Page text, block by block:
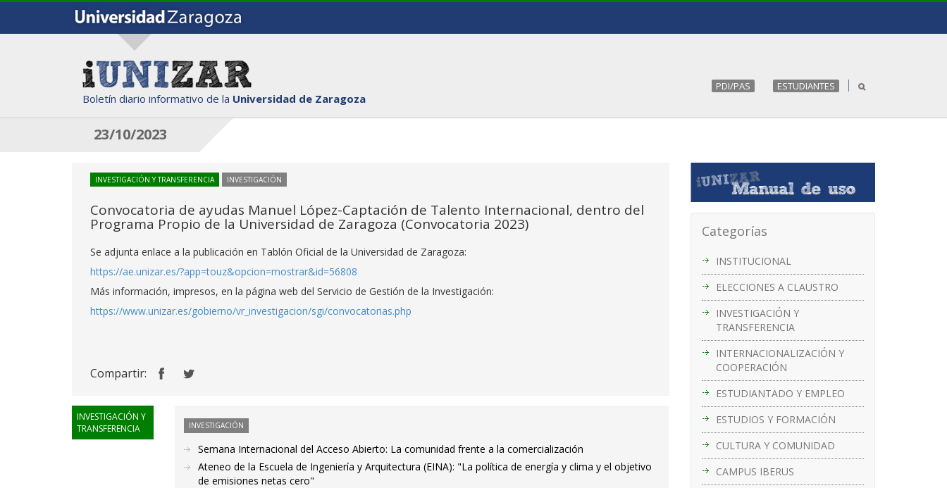
Boletín diario informativo de la Universidad de Zaragoza
PDI/PAS ESTUDIANTES
23/10/2023
Categorías
INSTITUCIONAL
ELECCIONES A CLAUSTRO
INVESTIGACIÓN Y
TRANSFERENCIA
INTERNACIONALIZACIÓN Y
COOPERACIÓN
ESTUDIANTADO Y EMPLEO
ESTUDIOS Y FORMACIÓN
CULTURA Y COMUNIDAD
CAMPUS IBERUS
INVESTIGACIÓN Y TRANSFERENCIA INVESTIGACIÓN
Convocatoria de ayudas Manuel López-Captación de Talento Internacional, dentro del
Programa Propio de la Universidad de Zaragoza (Convocatoria 2023)
Se adjunta enlace a la publicación en Tablón Oficial de la Universidad de Zaragoza:
https://ae.unizar.es/?app=touz&opcion=mostrar&id=56808
Más información, impresos, en la página web del Servicio de Gestión de la Investigación:
https://www.unizar.es/gobierno/vr_investigacion/sgi/convocatorias.php
Compartir:
INVESTIGACIÓN Y
TRANSFERENCIA
INVESTIGACIÓN
Semana Internacional del Acceso Abierto: La comunidad frente a la comercialización
Ateneo de la Escuela de Ingeniería y Arquitectura (EINA): "La política de energía y clima y el objetivo
de emisiones netas cero"